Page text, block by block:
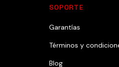
SOPORTE
Garantías
Términos y
Blog